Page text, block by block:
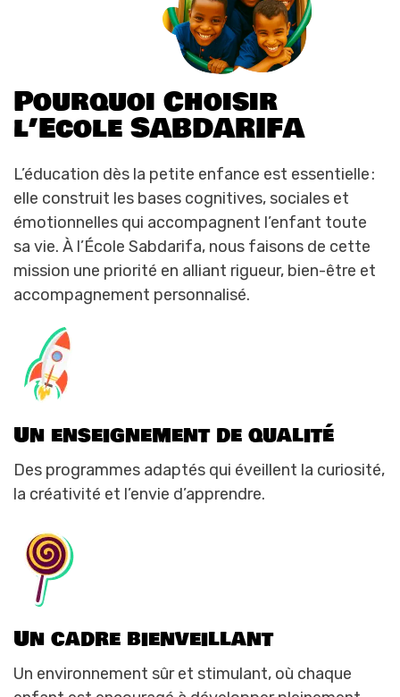
Pourquoi Choisir
l’EcoleSABDARIFA
L’éducation dès la petite enfance est essentielle :
elle construit les bases cognitives, sociales et
émotionnelles qui accompagnent l’enfant toute
sa vie. À l’École Sabdarifa, nous faisons de cette
mission une priorité en alliant rigueur, bien-être et
accompagnement personnalisé.
Un enseignement de qualité
Des programmes adaptés qui éveillent la curiosité,
la créativité et l’envie d’apprendre.
Un cadre bienveillant
Un environnement sûr et stimulant, où chaque